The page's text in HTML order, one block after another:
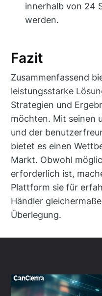
innerhalb von 24
werden.
Fazit
Zusammenfassend
leistungsstarke
Strategien und
möchten. Mit seinen
und der
bietet es einen
Markt. Obwohl
erforderlich ist,
Plattform sie für
Händler
Überlegung.